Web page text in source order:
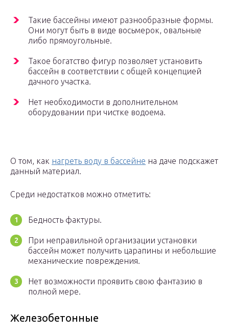
Такие бассейны имеют разнообразные формы.
Они могут быть в виде восьмерок, овальные
либо прямоугольные.
Такое богатство фигур позволяет установить
бассейн в соответствии с общей концепцией
дачного участка.
Нет необходимости в дополнительном
оборудовании при чистке водоема.
О том, как нагреть воду в бассейне на даче подскажет
данный материал.
Среди недостатков можно отметить:
Бедность фактуры.
При неправильной организации установки
бассейн может получить царапины и небольшие
механические повреждения.
Нет возможности проявить свою фантазию в
полной мере.
Железобетонные